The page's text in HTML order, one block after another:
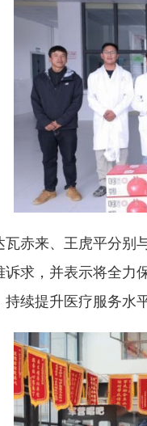
赤来、王虎平分
求，并表示将全
续提升医疗服务水